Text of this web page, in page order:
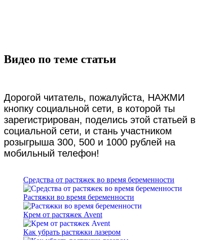
Видео по теме статьи
Дорогой читатель, пожалуйста, НАЖМИ
кнопку социальной сети, в которой ты
зарегистрирован, поделись этой статьей в
социальной сети, и стань участником
розыгрыша 300, 500 и 1000 рублей на
мобильный телефон!
Средства от растяжек во время беременности
Растяжки во время беременности
Крем от растяжек Avent
Как убрать растяжки лазером